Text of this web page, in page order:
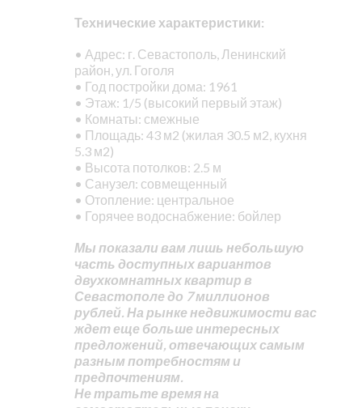
Технические характеристики:
• Адрес: г. Севастополь, Ленинский
район, ул. Гоголя
• Год постройки дома: 1961
• Этаж: 1/5 (высокий первый этаж)
• Комнаты: смежные
• Площадь: 43 м2 (жилая 30.5 м2, кухня
5.3 м2)
• Высота потолков: 2.5 м
• Санузел: совмещенный
• Отопление: центральное
• Горячее водоснабжение: бойлер
Мы показали вам лишь небольшую
часть доступных вариантов
двухкомнатных квартир в
Севастополе до 7 миллионов
рублей. На рынке недвижимости вас
ждет еще больше интересных
предложений, отвечающих самым
разным потребностям и
предпочтениям.
Не тратьте время на